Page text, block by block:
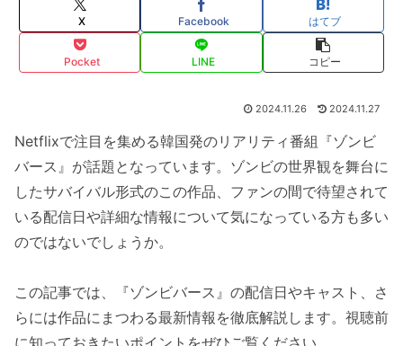
X Facebook はてブ
Pocket LINE コピー
2024.11.26 2024.11.27
Netflixで注目を集める韓国発のリアリティ番組『ゾンビ
バース』が話題となっています。ゾンビの世界観を舞台に
したサバイバル形式のこの作品、ファンの間で待望されて
いる配信日や詳細な情報について気になっている方も多い
のではないでしょうか。
この記事では、『ゾンビバース』の配信日やキャスト、さ
らには作品にまつわる最新情報を徹底解説します。視聴前